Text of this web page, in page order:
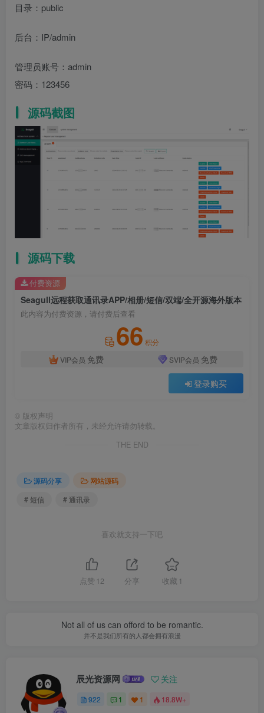
目录：public
后台：IP/admin
管理员账号：admin
密码：123456
源码截图
源码下载
Seagull远程获取通讯录APP/相册/短信/双端/全开源海外版本
此内容为付费资源，请付费后查看
66 积分
VIP会员 免费 SVIP会员 免费
登录购买
付费资源
© 版权声明
文章版权归作者所有，未经允许请勿转载。
THE END
源码分享
网站源码
# 短信
# 通讯录
喜欢就支持一下吧
点赞 12 分享 收藏 1
Not all of us can offord to be romantic.
并不是我们所有的人都会拥有浪漫
辰光资源网 关注
922 1 1 18.8W+